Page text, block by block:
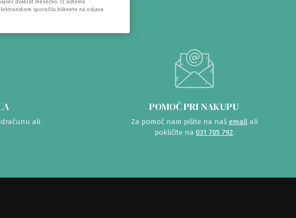
dvakrat mesečno. Iz sistema
sporočilu kliknete na odjava.
ali
POMOČ PRI NAKUPU
Za pomoč nam pišite na naš email ali
pokličite na 031 705 792.